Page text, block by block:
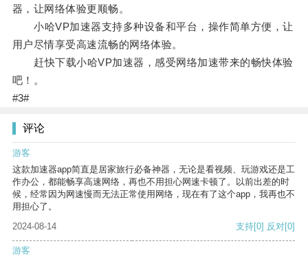
器，让网络体验更顺畅。
小哈VP加速器支持多种设备和平台，操作简单方便，让
用户尽情享受高速流畅的网络体验。
赶快下载小哈VP加速器，感受网络加速带来的畅快体验
吧！。
#3#
评论
游客
这款加速器app简直是居家旅行必备神器，无论是看视频、玩游戏还是工
作办公，都能畅享高速网络，再也不用担心网速卡顿了。以前出差的时
候，经常因为网速慢而无法正常使用网络，现在有了这个app，我再也不
用担心了。
2024-08-14
支持[0] 反对[0]
游客